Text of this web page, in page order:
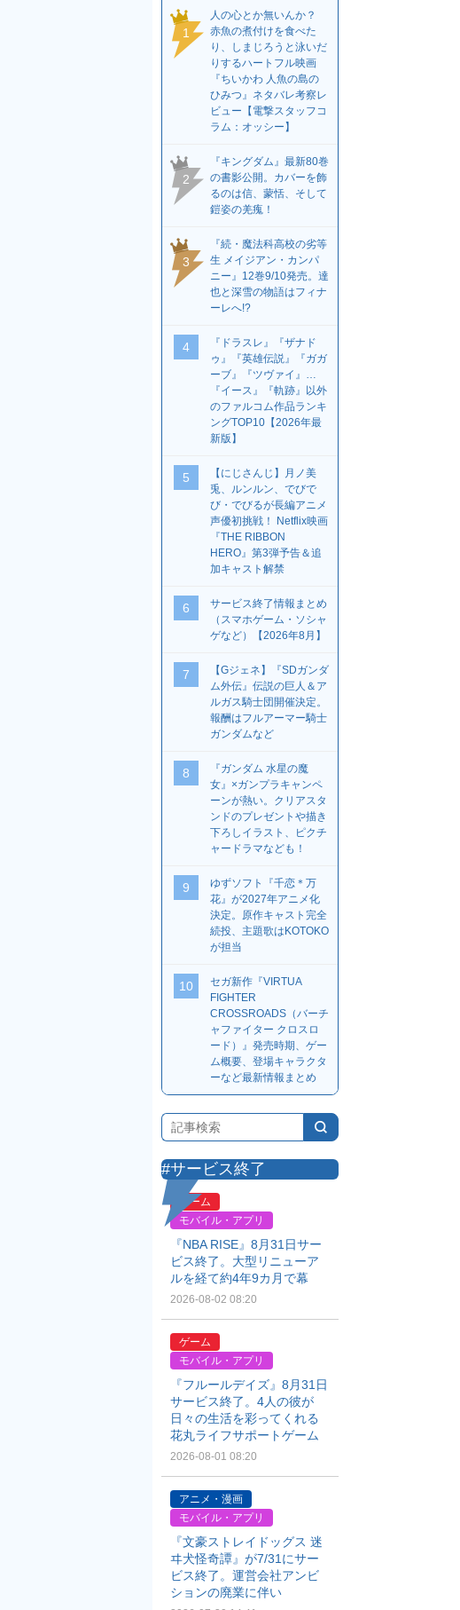
1
人の心とか無いんか？
赤魚の煮付けを食べた
り、しまじろうと泳いだ
りするハートフル映画
『ちいかわ 人魚の島の
ひみつ』ネタバレ考察レ
ビュー【電撃スタッフコ
ラム：オッシー】
2
『キングダム』最新80巻
の書影公開。カバーを飾
るのは信、蒙恬、そして
鎧姿の羌瘣！
3
『続・魔法科高校の劣等
生 メイジアン・カンパ
ニー』12巻9/10発売。達
也と深雪の物語はフィナ
ーレへ!?
4
『ドラスレ』『ザナド
ゥ』『英雄伝説』『ガガ
ーブ』『ツヴァイ』…
『イース』『軌跡』以外
のファルコム作品ランキ
ングTOP10【2026年最
新版】
5
【にじさんじ】月ノ美
兎、ルンルン、でびで
び・でびるが長編アニメ
声優初挑戦！ Netflix映画
『THE RIBBON
HERO』第3弾予告＆追
加キャスト解禁
6
サービス終了情報まとめ
（スマホゲーム・ソシャ
ゲなど）【2026年8月】
7
【Gジェネ】『SDガンダ
ム外伝』伝説の巨人＆ア
ルガス騎士団開催決定。
報酬はフルアーマー騎士
ガンダムなど
8
『ガンダム 水星の魔
女』×ガンプラキャンペ
ーンが熱い。クリアスタ
ンドのプレゼントや描き
下ろしイラスト、ピクチ
ャードラマなども！
9
ゆずソフト『千恋＊万
花』が2027年アニメ化
決定。原作キャスト完全
続投、主題歌はKOTOKO
が担当
10
セガ新作『VIRTUA
FIGHTER
CROSSROADS（バーチ
ャファイター クロスロ
ード）』発売時期、ゲー
ム概要、登場キャラクタ
ーなど最新情報まとめ
#サービス終了
ゲーム
モバイル・アプリ
『NBA RISE』8月31日サー
ビス終了。大型リニューア
ルを経て約4年9カ月で幕
2026-08-02 08:20
ゲーム
モバイル・アプリ
『フルールデイズ』8月31日
サービス終了。4人の彼が
日々の生活を彩ってくれる
花丸ライフサポートゲーム
2026-08-01 08:20
アニメ・漫画
モバイル・アプリ
『文豪ストレイドッグス 迷
ヰ犬怪奇譚』が7/31にサー
ビス終了。運営会社アンビ
ションの廃業に伴い